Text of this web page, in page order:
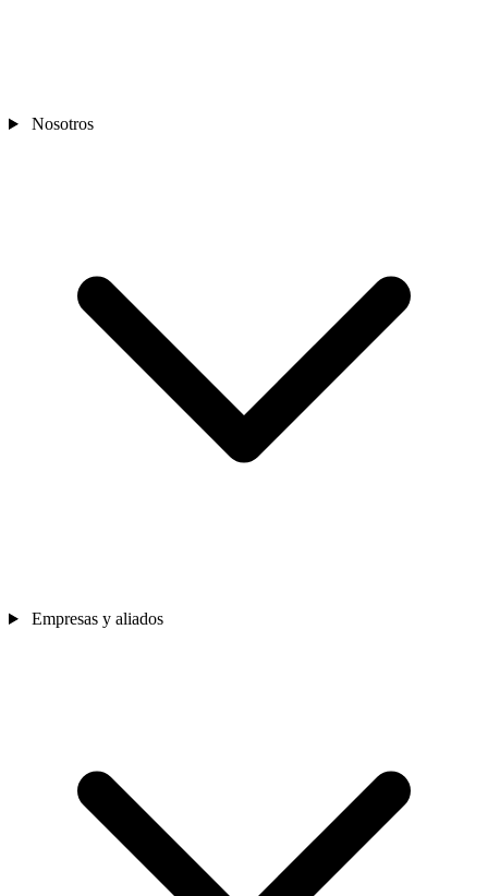
Nosotros
Empresas y aliados